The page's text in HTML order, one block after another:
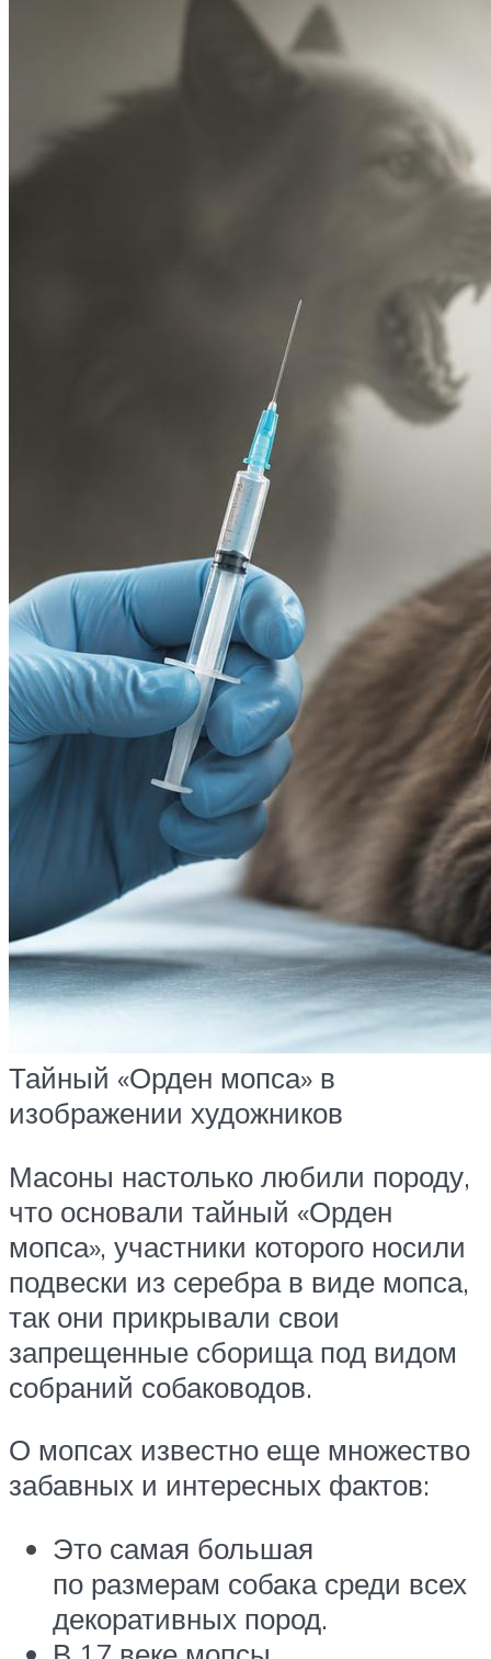
Тайный «Орден мопса» в
изображении художников
Масоны настолько любили породу,
что основали тайный «Орден
мопса», участники которого носили
подвески из серебра в виде мопса,
так они прикрывали свои
запрещенные сборища под видом
собраний собаководов.
О мопсах известно еще множество
забавных и интересных фактов:
Это самая большая
по размерам собака среди всех
декоративных пород.